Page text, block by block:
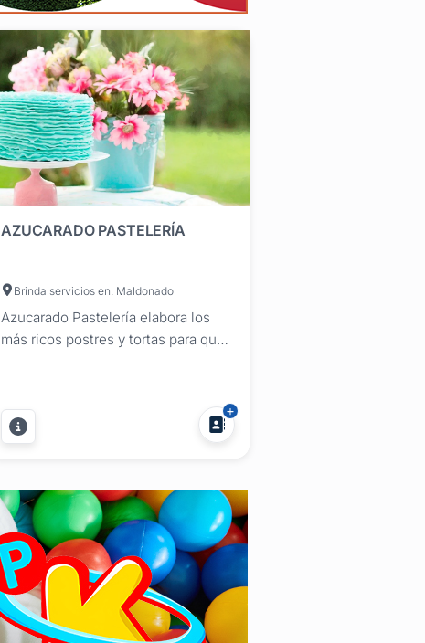
AZUCARADO PASTELERÍA
Brinda servicios en: Maldonado
Azucarado Pastelería elabora los
más ricos postres y tortas para que
materia prima de primera calidad
para la elaboración de cada postre o
torta, cuidando todos los detalles de
con...